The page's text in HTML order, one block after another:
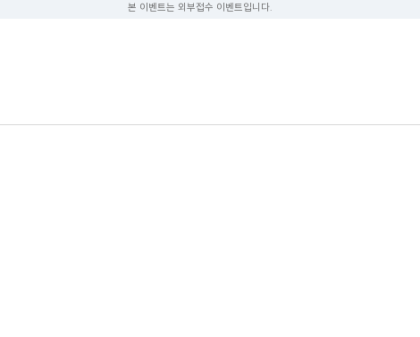
본 이벤트는 외부접수 이벤트입니다.